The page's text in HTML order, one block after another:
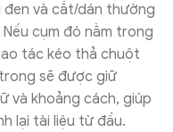
đen và cắt/dán thường
cụm đó nằm trong
tác kéo thả chuột
sẽ được giữ
và khoảng cách, giúp
lại tài liệu từ đầu.